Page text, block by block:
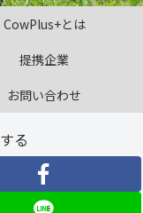
CowPlus+とは
提携企業
お問い合わせ
る